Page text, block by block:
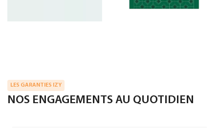
LES GARANTIES IZY
NOS ENGAGEMENTS AU QUOTIDIEN